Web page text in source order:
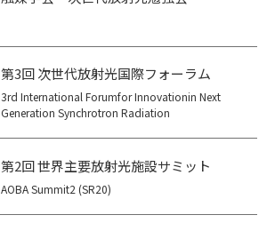
第3回 次世代放射光国際フォーラム
3rd International Forumfor Innovationin Next
Generation Synchrotron Radiation
第2回 世界主要放射光施設サミット
AOBA Summit2 (SR20)